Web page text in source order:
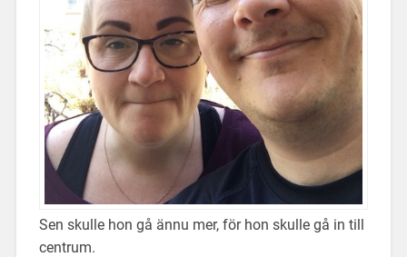
Sen skulle hon gå ännu mer, för hon skulle gå in till
centrum.